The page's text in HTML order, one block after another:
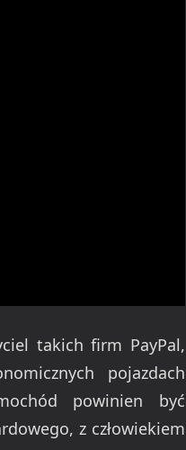
takich firm PayPal,
pojazdach
powinien być
z człowiekiem